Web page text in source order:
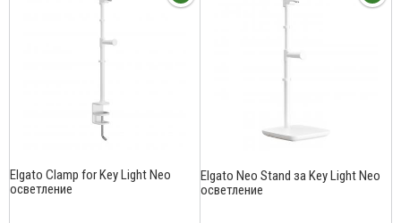
Elgato Clamp for Key Light Neo
осветление
Elgato Neo Stand за Key Light Neo
осветление